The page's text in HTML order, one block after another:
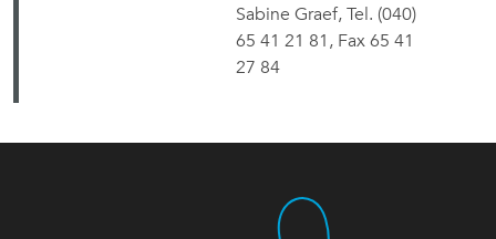
Sabine Graef, Tel. (040)
65 41 21 81, Fax 65 41
27 84